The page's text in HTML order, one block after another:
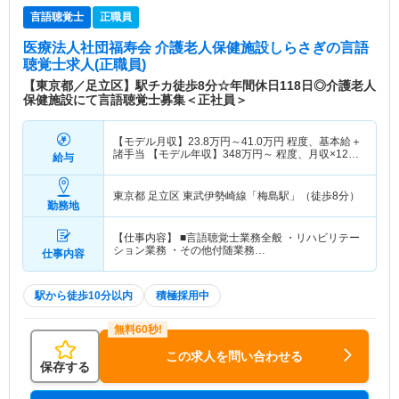
言語聴覚士 正職員
医療法人社団福寿会 介護老人保健施設しらさぎの言語
聴覚士求人(正職員)
【東京都／足立区】駅チカ徒歩8分☆年間休日118日◎介護老人
保健施設にて言語聴覚士募集＜正社員＞
給与
【モデル月収】 23.8万円～41.0万円 程度、基本給＋
諸手当 【モデル年収】 348万円～ 程度、月収×12ヶ
勤務地
東京都 足立区 東武伊勢崎線「梅島駅」（徒歩8分）
仕事内容
【仕事内容】 ■言語聴覚士業務全般 ・リハビリテー
ション業務 ・その他付随業務…
駅から徒歩10分以内 積極採用中
保存する
この求人を問い合わせる